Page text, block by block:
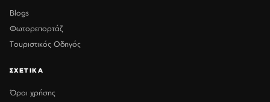
Blogs
Φωτορεπορτάζ
Τουριστικός Οδηγός
ΣΧΕΤΙΚΑ
Όροι χρήσης